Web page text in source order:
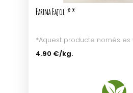
Farina Fajol **
*Aquest producte només es
4.90 €/kg.